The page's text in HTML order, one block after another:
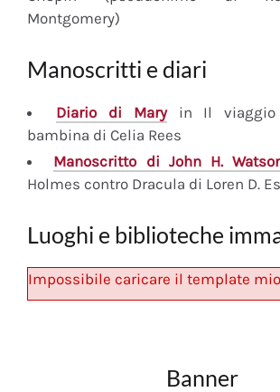
Montgomery)
Manoscritti e diari
Diariodi Maryin Il viaggio
bambina di Celia Rees
Manoscritto di John H.
Holmes contro Dracula di Loren D.
Luoghi e biblioteche
Impossibile caricare il template
Banner